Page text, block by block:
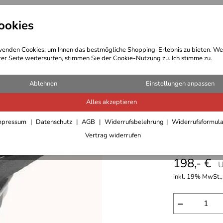
Cookies, um Ihnen das bestmögliche Shopping-Erlebnis zu bieten.
Seite weitersurfen, stimmen Sie der Cookie-Nutzung zu. Ich stimme zu.
Ablehnen Einstellungen anpassen
Alles akzeptieren
Datenschutz AGB Widerrufsbelehrung
Vertrag widerrufen
Bekleidung Outdoor Ausrüstung
Alurack
198,- €
inkl. 19%
−